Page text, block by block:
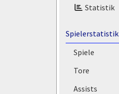
Statistik
Spielerstatistik
Spiele
Tore
Assists